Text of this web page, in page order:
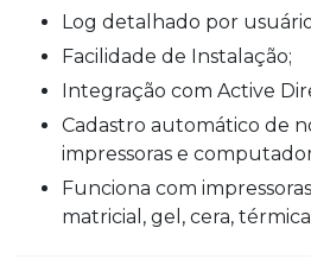
Log detalhado por
Facilidade de Instalação;
Integração com Active
Cadastro automático de novos usuários,
impressoras e
Funciona com impressoras laser, jato de tinta,
matricial, gel, cera,